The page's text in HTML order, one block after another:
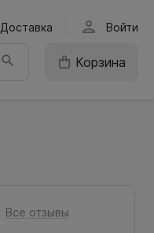
Доставка person Войти
Корзина
Все отзывы